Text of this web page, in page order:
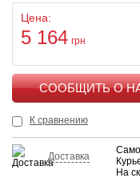
Цена:
5 164 грн
К сравнению
Доставка
На